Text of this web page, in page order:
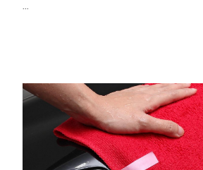
...